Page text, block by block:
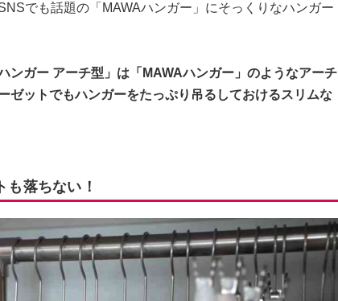
でも話題の「MAWAハンガー」にそっくりなハンガー
ンガー アーチ型」は「MAWAハンガー」のようなアーチ
ゼットでもハンガーをたっぷり吊るしておけるスリムな
落ちない！